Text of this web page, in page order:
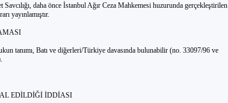
daha önce İstanbul Ağır Ceza Mahkemesi huzurunda gerçekleştirilen
yayınlamıştır.
tanımı, Batı ve diğerleri/Türkiye davasında bulunabilir (no. 33097/96 ve
EDİLDİĞİ İDDİASI